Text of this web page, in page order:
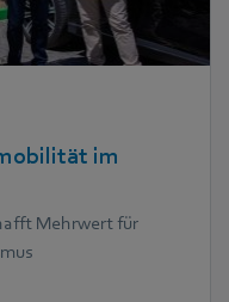
im
Mehrwert für